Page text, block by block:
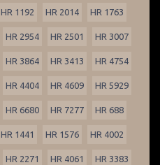
HR 1192 HR 2014 HR 1763
HR 2954 HR 2501 HR 3007
HR 3864 HR 3413 HR 4754
HR 4404 HR 4609 HR 5929
HR 6680 HR 7277 HR 688
HR 1441 HR 1576 HR 4002
HR 2271 HR 4061 HR 3383